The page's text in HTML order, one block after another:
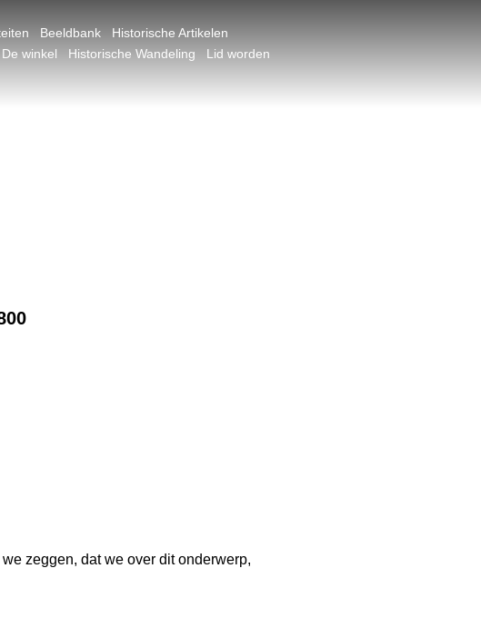
Beeldbank
Historische Artikelen
De winkel Historische Wandeling
Lid worden
zeggen, dat we over dit onderwerp,